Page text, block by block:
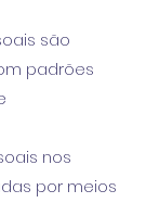
são
padrões
nos
por meios